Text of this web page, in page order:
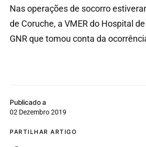
Publicado a
02 Dezembro 2019
PARTILHAR ARTIGO
Nas operações de socorro
de Coruche, a VMER do Hospital
GNR que tomou conta da